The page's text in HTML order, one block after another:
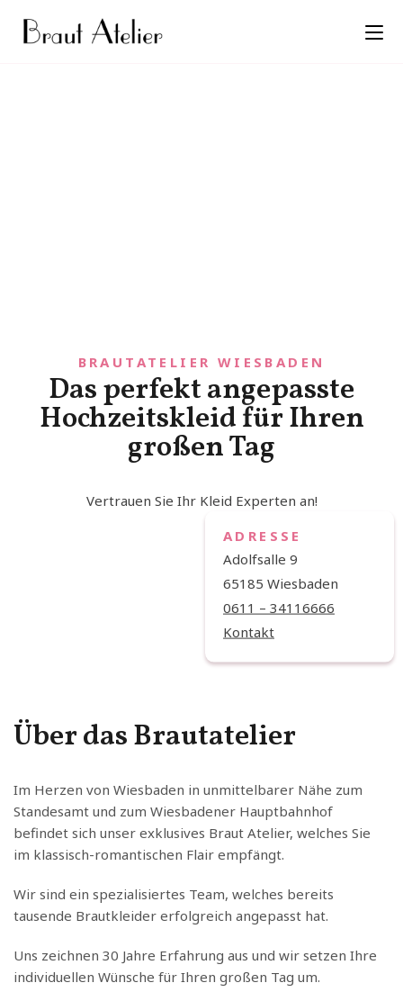
BRAUTATELIER WIESBADEN
Das perfekt angepasste
Hochzeitskleid für Ihren
großen Tag
Vertrauen Sie Ihr Kleid Experten an!
ADRESSE
Adolfsalle 9
65185 Wiesbaden
0611 – 34116666
Kontakt
Über das Brautatelier
Im Herzen von Wiesbaden in unmittelbarer Nähe zum
Standesamt und zum Wiesbadener Hauptbahnhof
befindet sich unser exklusives Braut Atelier, welches Sie
im klassisch-romantischen Flair empfängt.
Wir sind ein spezialisiertes Team, welches bereits
tausende Brautkleider erfolgreich angepasst hat.
Uns zeichnen 30 Jahre Erfahrung aus und wir setzen Ihre
individuellen Wünsche für Ihren großen Tag um.